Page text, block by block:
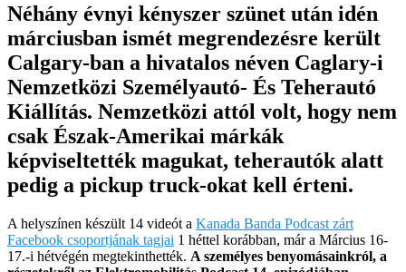
Néhány évnyi kényszer szünet után idén
márciusban ismét megrendezésre került
Calgary-ban a hivatalos néven Caglary-i
Nemzetközi Személyautó- És Teherautó
Kiállítás. Nemzetközi attól volt, hogy nem
csak Észak-Amerikai márkák
képviseltették magukat, teherautók alatt
pedig a pickup truck-okat kell érteni.
A helyszínen készült 14 videót a Kanada Banda Podcast zárt
Facebook csoportjának tagjai 1 héttel korábban, már a Március 16-
17.-i hétvégén megtekinthették. A személyes benyomásainkról, a